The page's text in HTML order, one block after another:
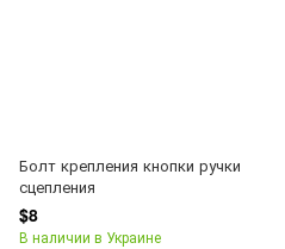
Болт крепления кнопки ручки
сцепления
$8
В наличии в Украине